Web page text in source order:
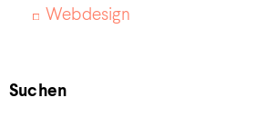
Webdesign
Suchen